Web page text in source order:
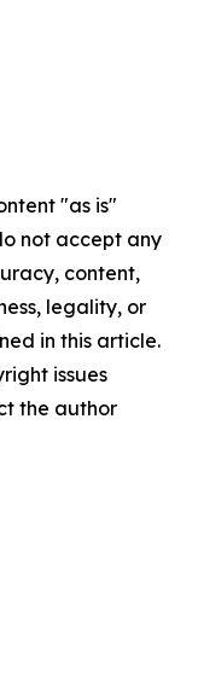
"as is"
not accept any
content,
legality, or
in this article.
issues
the author